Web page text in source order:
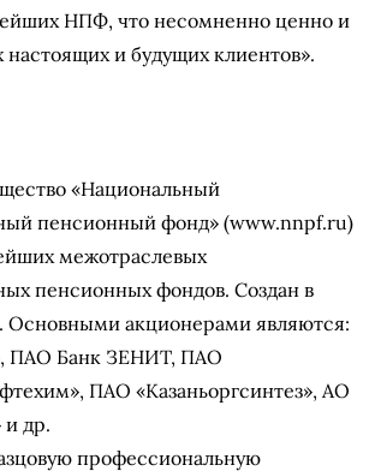
НПФ, что несомненно ценно и
и будущих клиентов».
«Национальный
пенсионный фонд» (www.nnpf.ru)
межотраслевых
пенсионных фондов. Создан в
Основными акционерами являются:
ПАО Банк ЗЕНИТ, ПАО
ПАО «Казаньоргсинтез», АО
и др.
профессиональную